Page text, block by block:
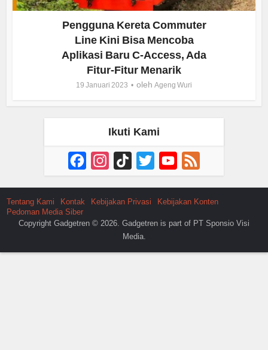
Pengguna Kereta Commuter
Line Kini Bisa Mencoba
Aplikasi Baru C-Access, Ada
Fitur-Fitur Menarik
19 Januari 2023 oleh Ageng Wuri
Ikuti Kami
FacebookInstagram
TikTok Twitter YouTube
Channel
Tentang Kami Kontak Kebijakan Privasi
Kebijakan Konten
Pedoman Media Siber
Copyright Gadgetren © 2026. Gadgetren is part of PT Sponsio Visi
Media.